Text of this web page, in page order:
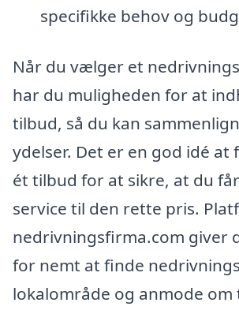
specifikke behov og
Når du vælger et
har du muligheden for at
tilbud, så du kan
ydelser. Det er en god idé at
ét tilbud for at sikre, at du
service til den rette pris.
nedrivningsfirma.com giver
for nemt at finde
lokalområde og anmode om